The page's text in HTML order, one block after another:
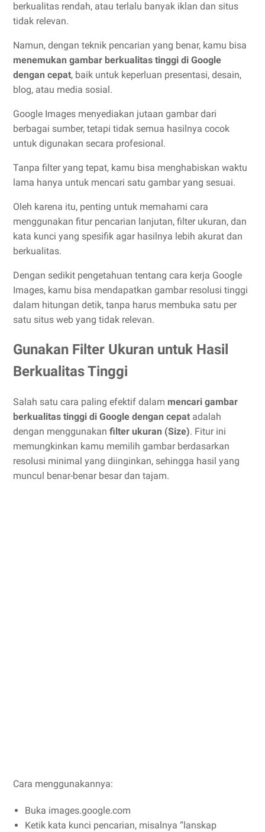
berkualitas rendah, atau terlalu banyak iklan dan situs
tidak relevan.
Namun, dengan teknik pencarian yang benar, kamu bisa
menemukan gambar berkualitas tinggi di Google
dengan cepat, baik untuk keperluan presentasi, desain,
blog, atau media sosial.
Google Images menyediakan jutaan gambar dari
berbagai sumber, tetapi tidak semua hasilnya cocok
untuk digunakan secara profesional.
Tanpa filter yang tepat, kamu bisa menghabiskan waktu
lama hanya untuk mencari satu gambar yang sesuai.
Oleh karena itu, penting untuk memahami cara
menggunakan fitur pencarian lanjutan, filter ukuran, dan
kata kunci yang spesifik agar hasilnya lebih akurat dan
berkualitas.
Dengan sedikit pengetahuan tentang cara kerja Google
Images, kamu bisa mendapatkan gambar resolusi tinggi
dalam hitungan detik, tanpa harus membuka satu per
satu situs web yang tidak relevan.
Gunakan Filter Ukuran untuk Hasil
Berkualitas Tinggi
Salah satu cara paling efektif dalam mencari gambar
berkualitas tinggi di Google dengan cepat adalah
dengan menggunakan filter ukuran (Size). Fitur ini
memungkinkan kamu memilih gambar berdasarkan
resolusi minimal yang diinginkan, sehingga hasil yang
muncul benar-benar besar dan tajam.
Cara menggunakannya:
Buka images.google.com
Ketik kata kunci pencarian, misalnya “lanskap